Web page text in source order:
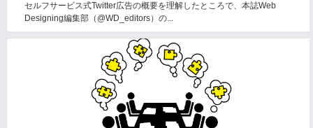
セルフサービス式Twitter広告の概要を理解したところで、本誌Web
Designing編集部（@WD_editors）の...